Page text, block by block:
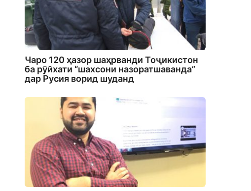
Чаро 120 ҳазор шаҳрванди Тоҷикистон
ба рӯйхати “шахсони назоратшаванда”
дар Русия ворид шуданд